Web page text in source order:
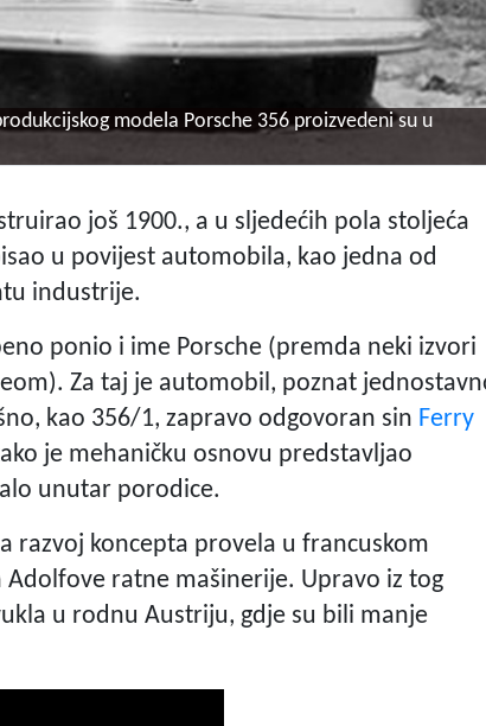
modela Porsche 356 proizvedeni su u
još 1900., a u sljedećih pola stoljeća
u povijest automobila, kao jedna od
industrije.
ponio i ime Porsche (premda neki izvori
Za taj je automobil, poznat
kao 356/1, zapravo odgovoran sin Ferry
je mehaničku osnovu predstavljao
unutar porodice.
razvoj koncepta provela u francuskom
ratne mašinerije. Upravo iz tog
u rodnu Austriju, gdje su bili manje